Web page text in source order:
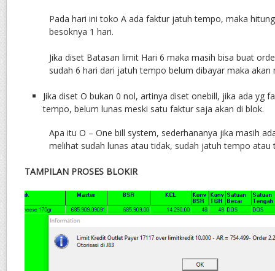
Pada hari ini toko A ada faktur jatuh tempo, maka
besoknya 1 hari.
Jika diset Batasan limit Hari 6 maka masih bisa buat
sudah 6 hari dari jatuh tempo belum dibayar maka akan
Jika diset O bukan 0 nol, artinya diset onebill, jika ada yg
tempo, belum lunas meski satu faktur saja akan di blok.
Apa itu O – One bill system, sederhananya jika masih
melihat sudah lunas atau tidak, sudah jatuh tempo
TAMPILAN PROSES BLOKIR